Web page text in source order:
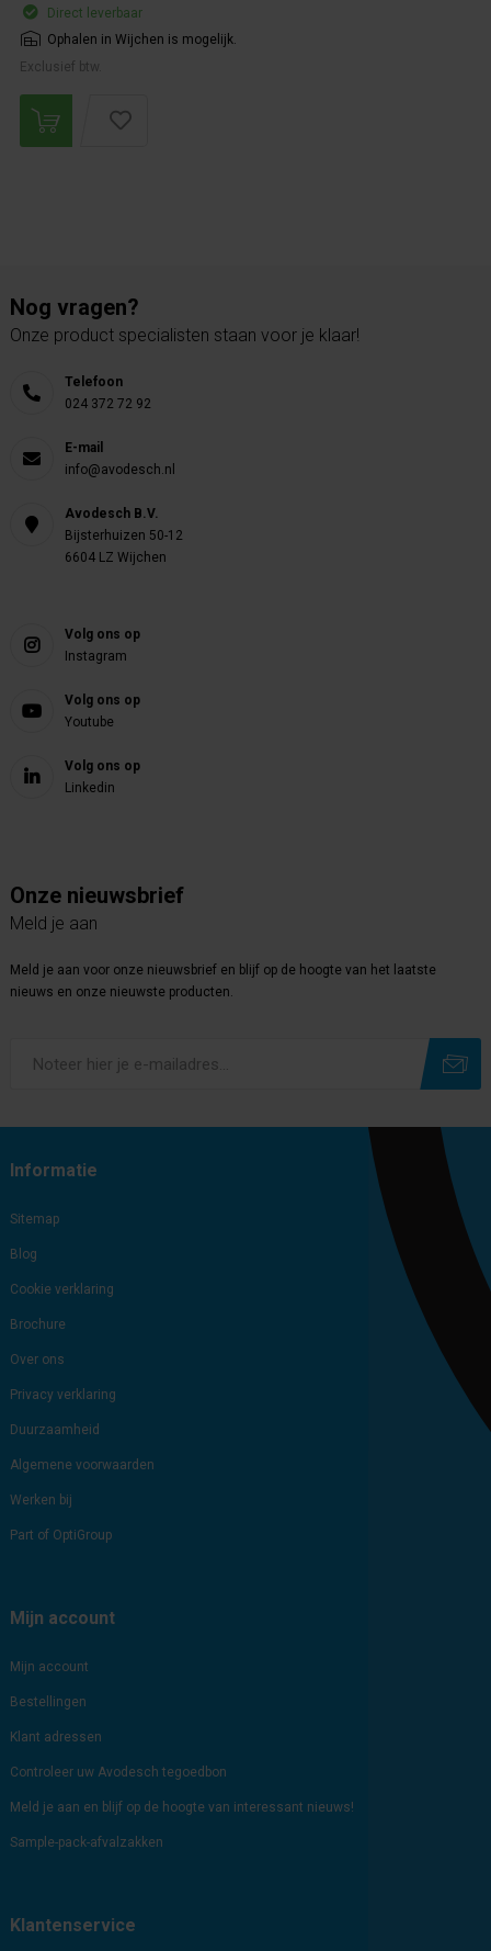
Direct leverbaar
Ophalen in Wijchen is mogelijk.
Exclusief btw.
Nog vragen?
Onze product specialisten staan voor je klaar!
Telefoon
024 372 72 92
E-mail
info@avodesch.nl
Avodesch B.V.
Bijsterhuizen 50-12
6604 LZ Wijchen
Volg ons op
Instagram
Volg ons op
Youtube
Volg ons op
Linkedin
Onze nieuwsbrief
Meld je aan
Meld je aan voor onze nieuwsbrief en blijf op de hoogte van het laatste
nieuws en onze nieuwste producten.
Informatie
Sitemap
Blog
Cookie verklaring
Brochure
Over ons
Privacy verklaring
Duurzaamheid
Algemene voorwaarden
Werken bij
Part of OptiGroup
Mijn account
Mijn account
Bestellingen
Klant adressen
Controleer uw Avodesch tegoedbon
Meld je aan en blijf op de hoogte van interessant nieuws!
Sample-pack-afvalzakken
Klantenservice